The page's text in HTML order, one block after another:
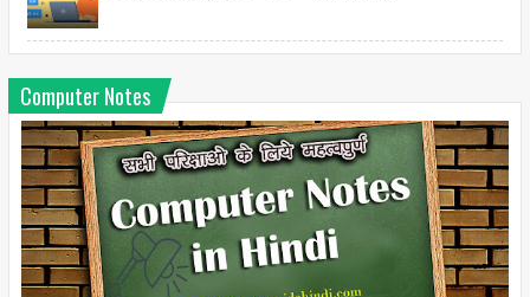
Computer Notes